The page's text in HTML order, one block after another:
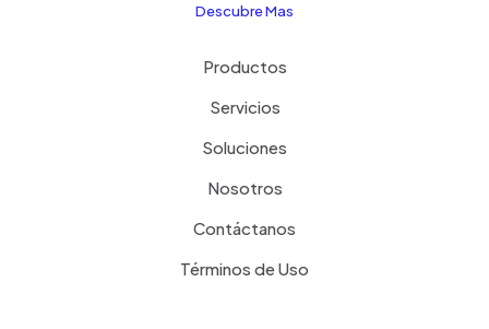
Descubre Mas
Productos
Servicios
Soluciones
Nosotros
Contáctanos
Términos de Uso